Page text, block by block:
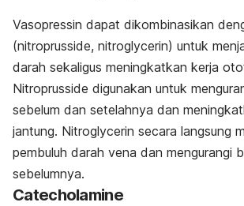
Vasopressin dapat dikombinasikan
(nitroprusside, nitroglycerin) untuk
darah sekaligus meningkatkan kerja
Nitroprusside digunakan untuk
sebelum dan setelahnya dan
jantung. Nitroglycerin secara langsung
pembuluh darah vena dan mengurangi
sebelumnya.
Catecholamine